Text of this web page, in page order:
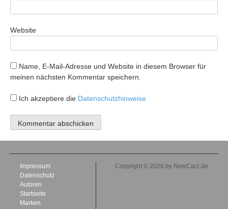
Website
Name, E-Mail-Adresse und Website in diesem Browser für
meinen nächsten Kommentar speichern.
Ich akzeptiere die Datenschutzhinweise
Impressum
Datenschutz
Autoren
Startseite
Marken
Copyright © 2026 by NewCarz.de